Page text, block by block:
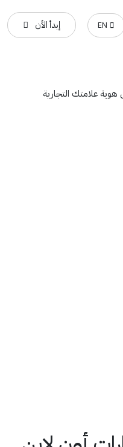
EN إبدأ الأن
علامتك التجارية